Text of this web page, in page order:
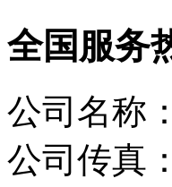
全国服务
公司名称
公司传真